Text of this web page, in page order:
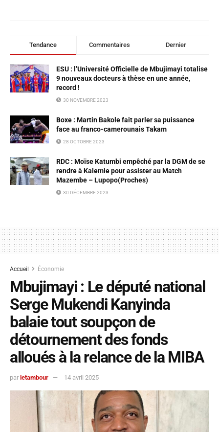
Tendance Commentaires Dernier
ESU : l’Université Officielle de Mbujimayi totalise
9 nouveaux docteurs à thèse en une année,
record !
30 NOVEMBRE 2023
Boxe : Martin Bakole fait parler sa puissance
face au franco-camerounais Takam
28 OCTOBRE 2023
RDC : Moïse Katumbi empêché par la DGM de se
rendre à Kalemie pour assister au Match
Mazembe – Lupopo(Proches)
30 DÉCEMBRE 2023
Accueil Économie
Mbujimayi : Le député national
Serge Mukendi Kanyinda
balaie tout soupçon de
détournement des fonds
alloués à la relance de la MIBA
par letambour 14 avril 2025